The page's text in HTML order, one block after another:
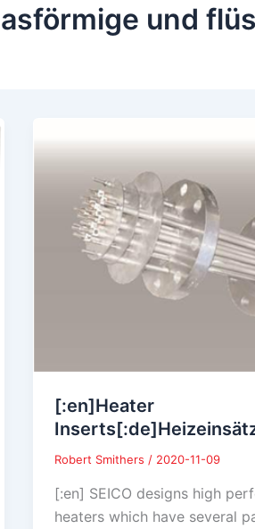
und
[:en]Heater
Robert Smithers / 2020-11-09
[:en] SEICO designs high
heaters which have several